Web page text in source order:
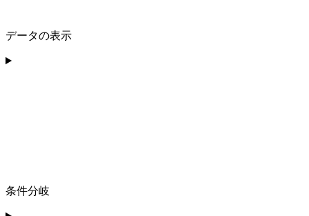
データの表示
条件分岐